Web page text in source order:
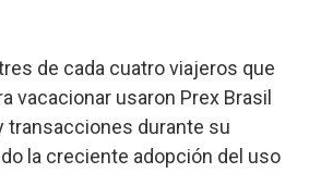
de cada cuatro viajeros que
vacacionar usaron Prex Brasil
transacciones durante su
la creciente adopción del uso